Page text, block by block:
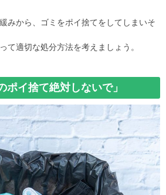
みから、ゴミをポイ捨てをしてしまいそ
て適切な処分方法を考えましょう。
ポイ捨て絶対しないで」